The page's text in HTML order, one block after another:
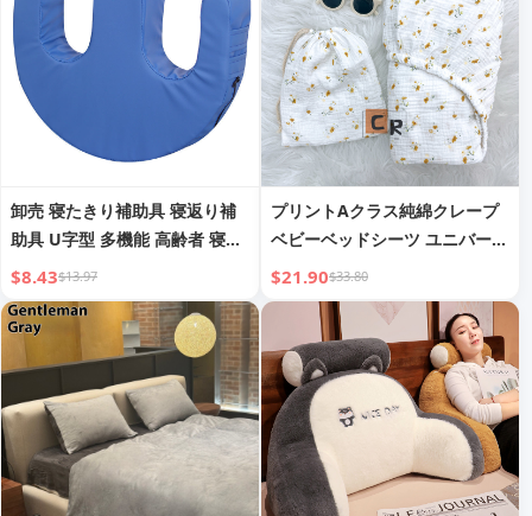
卸売 寝たきり補助具 寝返り補
助具 U字型 多機能 高齢者 寝返
り補助具
$8.43$13.97
プリントAクラス純綿クレープ
ベビーベッドシーツ ユニバーサ
ルサイズ フィットシーツ
$21.90$33.80